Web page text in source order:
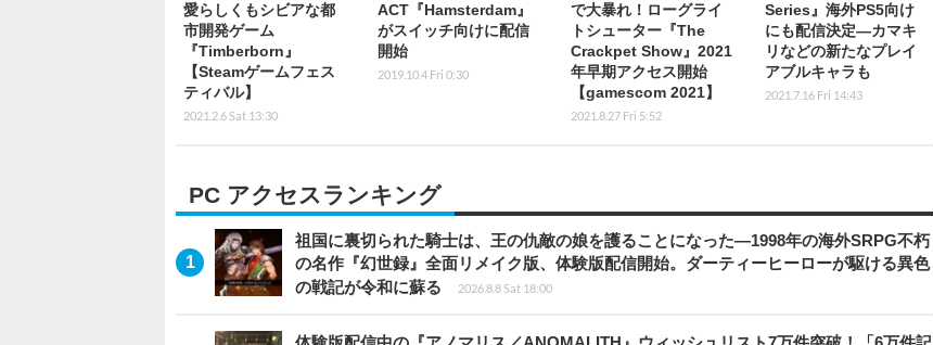
愛らしくもシビアな都
市開発ゲーム
『Timberborn』
【Steamゲームフェス
ティバル】
2021.2.6 Sat 13:30
ACT『Hamsterdam』
がスイッチ向けに配信
開始
2019.10.4 Fri 0:30
で大暴れ！ローグライ
トシューター『The
Crackpet Show』2021
年早期アクセス開始
【gamescom 2021】
2021.8.27 Fri 5:52
Series』海外PS5向け
にも配信決定―カマキ
リなどの新たなプレイ
アブルキャラも
2021.7.16 Fri 14:43
PC アクセスランキング
祖国に裏切られた騎士は、王の仇敵の娘を護ることになった―1998年の海外SRPG不朽
の名作『幻世録』全面リメイク版、体験版配信開始。ダーティーヒーローが駆ける異色
の戦記が令和に蘇る
2026.8.8 Sat 18:00